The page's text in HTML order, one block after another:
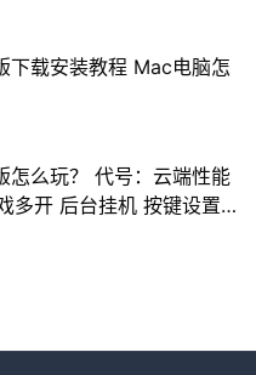
下载安装教程 Mac电脑怎
怎么玩？ 代号：云端性能
多开 后台挂机 按键设置